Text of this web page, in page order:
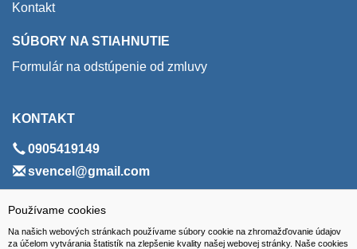
Používame cookies
Na našich webových stránkach používame súbory cookie na zhromažďovanie údajov
za účelom vytvárania štatistík na zlepšenie kvality našej webovej stránky. Naše cookies
Kontakt
SÚBORY NA STIAHNUTIE
Formulár na odstúpenie od zmluvy
KONTAKT
0905419149
svencel@gmail.com
ADRESA
VEST - tech s.r.o.